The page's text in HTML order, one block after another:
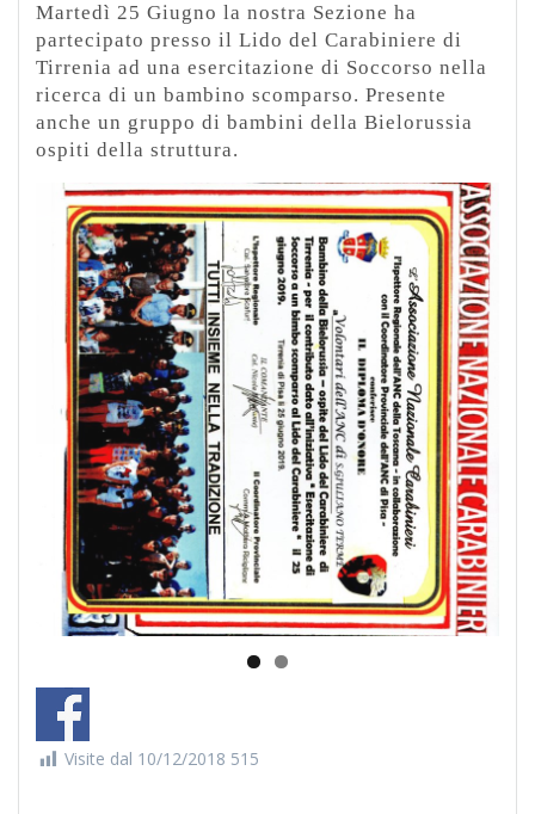
Martedì 25 Giugno la nostra Sezione ha
partecipato presso il Lido del Carabiniere di
Tirrenia ad una esercitazione di Soccorso nella
ricerca di un bambino scomparso. Presente
anche un gruppo di bambini della Bielorussia
ospiti della struttura.
Visite dal 10/12/2018 515